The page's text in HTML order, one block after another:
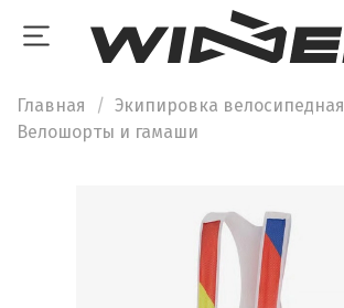
Главная
Экипировка велосипедная
Велошорты и гамаши